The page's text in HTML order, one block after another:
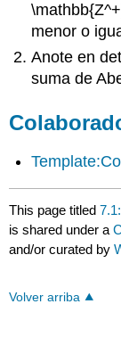
menor o
Anote en
suma de
This page titled
is shared under a
and/or curated by
Volver arriba